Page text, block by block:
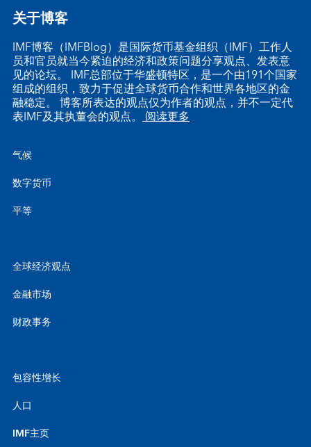
关于博客
IMF博客（IMFBlog）是国际货币基金组织（IMF）工作人
员和官员就当今紧迫的经济和政策问题分享观点、发表意
见的论坛。 IMF总部位于华盛顿特区，是一个由191个国家
组成的组织，致力于促进全球货币合作和世界各地区的金
融稳定。 博客所表达的观点仅为作者的观点，并不一定代
表IMF及其执董会的观点。 阅读更多
气候
数字货币
平等
全球经济观点
金融市场
财政事务
包容性增长
人口
IMF主页